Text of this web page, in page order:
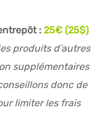
: 25€ (25$)
produits d’autres
supplémentaires
donc de
limiter les frais